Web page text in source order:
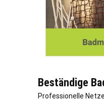
Beständige
Professionelle